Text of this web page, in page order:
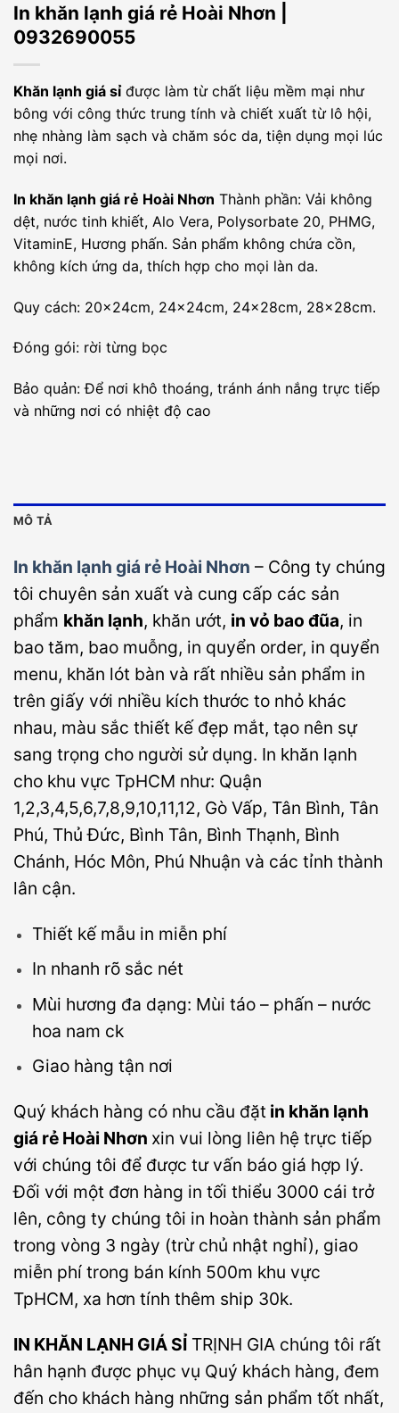
In khăn lạnh giá rẻ Hoài Nhơn |
0932690055
Khăn lạnh giá sỉđược làm từ chất liệu mềm mại như
bông với công thức trung tính và chiết xuất từ lô hội,
nhẹ nhàng làm sạch và chăm sóc da, tiện dụng mọi lúc
mọi nơi.
In khăn lạnh giá rẻ Hoài Nhơn Thành phần: Vải không
dệt, nước tinh khiết, Alo Vera, Polysorbate 20, PHMG,
VitaminE, Hương phấn. Sản phẩm không chứa cồn,
không kích ứng da, thích hợp cho mọi làn da.
Quy cách: 20x24cm, 24x24cm, 24x28cm, 28x28cm.
Đóng gói: rời từng bọc
Bảo quản: Để nơi khô thoáng, tránh ánh nắng trực tiếp
và những nơi có nhiệt độ cao
MÔ TẢ
In khăn lạnh giá rẻ Hoài Nhơn – Công ty chúng
tôi chuyên sản xuất và cung cấp các sản
phẩm khăn lạnh, khăn ướt, in vỏ bao đũa, in
bao tăm, bao muỗng, in quyển order, in quyển
menu, khăn lót bàn và rất nhiều sản phẩm in
trên giấy với nhiều kích thước to nhỏ khác
nhau, màu sắc thiết kế đẹp mắt, tạo nên sự
sang trọng cho người sử dụng. In khăn lạnh
cho khu vực TpHCM như: Quận
1,2,3,4,5,6,7,8,9,10,11,12, Gò Vấp, Tân Bình, Tân
Phú, Thủ Đức, Bình Tân, Bình Thạnh, Bình
Chánh, Hóc Môn, Phú Nhuận và các tỉnh thành
lân cận.
Thiết kế mẫu in miễn phí
In nhanh rõ sắc nét
Mùi hương đa dạng: Mùi táo – phấn – nước
hoa nam ck
Giao hàng tận nơi
Quý khách hàng có nhu cầu đặt in khăn lạnh
giá rẻ Hoài Nhơn xin vui lòng liên hệ trực tiếp
với chúng tôi để được tư vấn báo giá hợp lý.
Đối với một đơn hàng in tối thiểu 3000 cái trở
lên, công ty chúng tôi in hoàn thành sản phẩm
trong vòng 3 ngày (trừ chủ nhật nghỉ), giao
miễn phí trong bán kính 500m khu vực
TpHCM, xa hơn tính thêm ship 30k.
IN KHĂN LẠNH GIÁ SỈ TRỊNH GIA chúng tôi rất
hân hạnh được phục vụ Quý khách hàng, đem
đến cho khách hàng những sản phẩm tốt nhất,